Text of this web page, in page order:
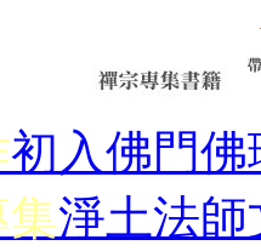
初入佛門佛
淨土法師